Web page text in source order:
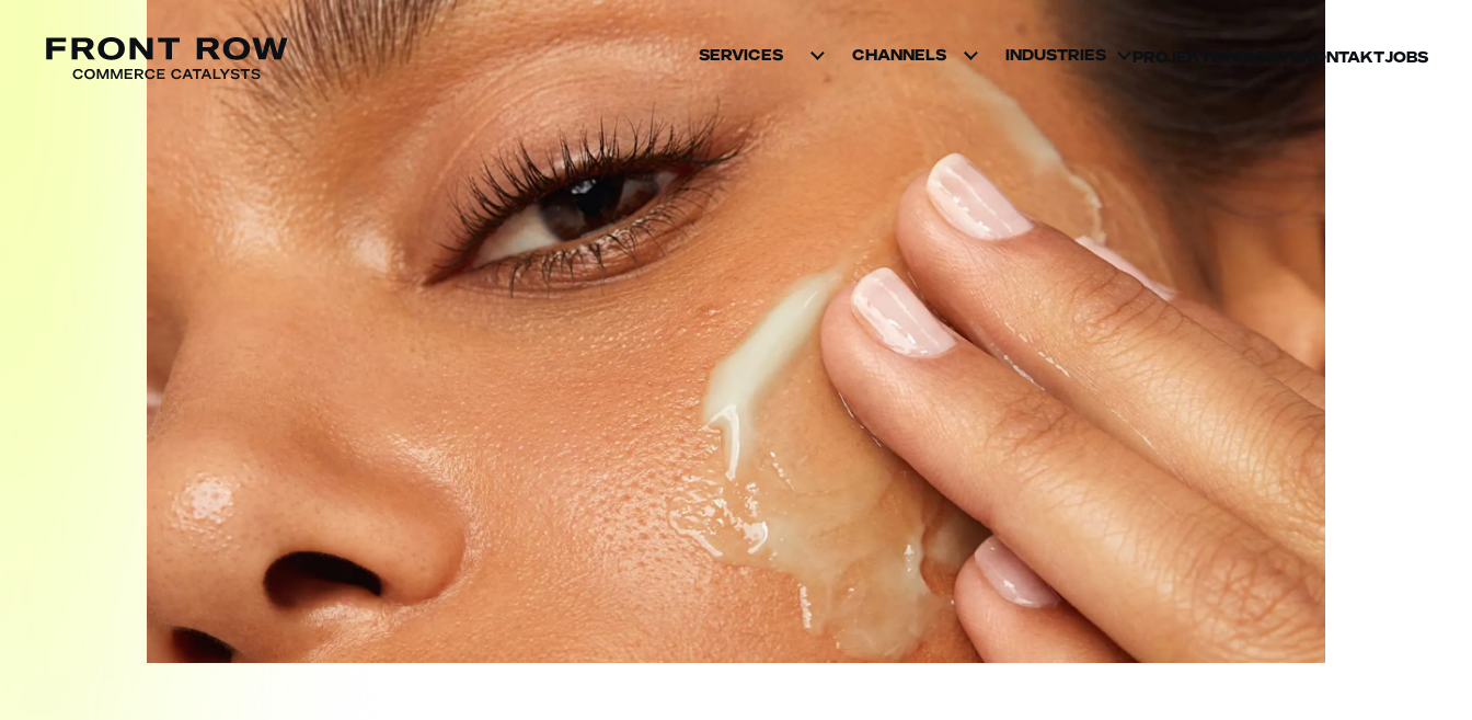
SERVICES
MARKETPLACE
WACHSTUM
RETAIL MEDIA
MARKENSTRATEGIE
UND KREATIVE
INHALTE
D2C MARKETING
B2B MARKETING
CATAPULT:
BUSINESS
INTELLIGENCE
CHANNELS
WHOLESALE
BRICK AND
MORTAR
SOCIAL
COMMERCE
INDUSTRIES
BEAUTY
GESUNDHEIT UND
WELLNESS
KONSUMGÜTER
PROJEKTE KONTAKTJOBS